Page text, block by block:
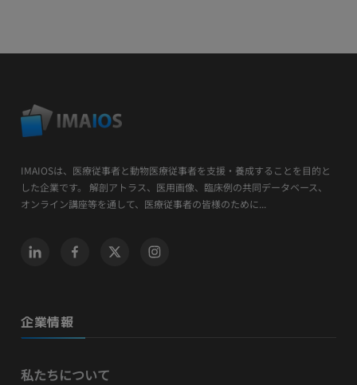
IMAIOSは、医療従事者と動物医療従事者を支援・養成することを目的と
した企業です。 解剖アトラス、医用画像、臨床例の共同データベース、
オンライン講座等を通して、医療従事者の皆様のために...
企業情報
私たちについて